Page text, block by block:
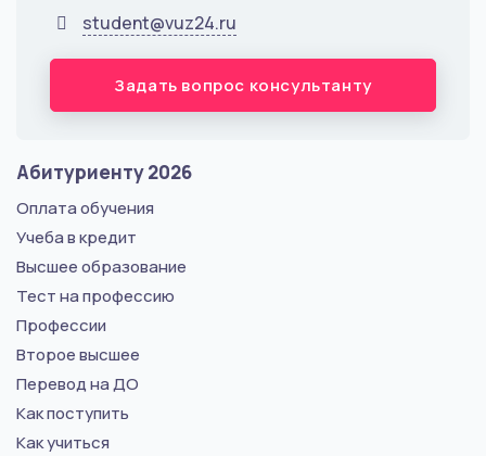
student@vuz24.ru
Задать вопрос консультанту
Абитуриенту 2026
Оплата обучения
Учеба в кредит
Высшее образование
Тест на профессию
Профессии
Второе высшее
Перевод на ДО
Как поступить
Как учиться